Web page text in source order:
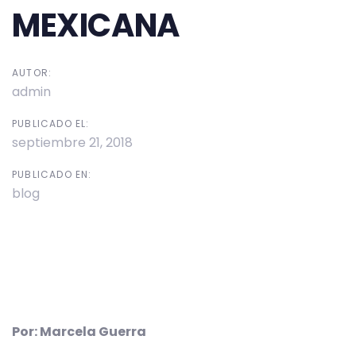
MEXICANA
AUTOR:
admin
PUBLICADO EL:
septiembre 21, 2018
PUBLICADO EN:
blog
Por: Marcela Guerra